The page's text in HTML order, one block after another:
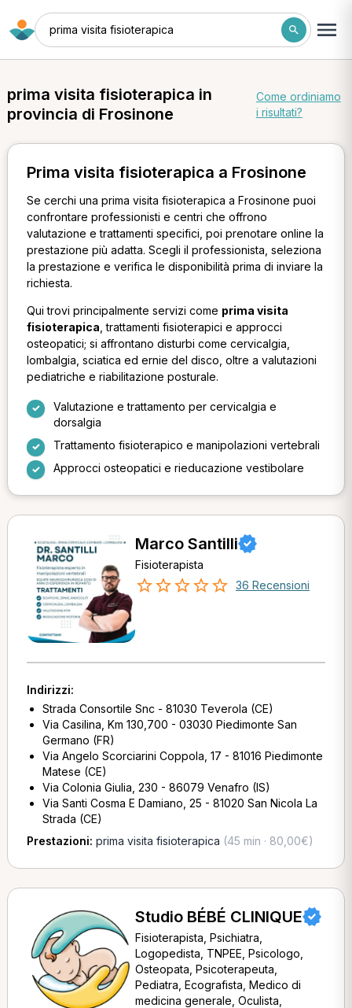
prima visita fisioterapica
prima visita fisioterapica in
provincia di Frosinone
Come ordiniamo
i risultati?
Prima visita fisioterapica a Frosinone
Se cerchi una prima visita fisioterapica a Frosinone puoi
confrontare professionisti e centri che offrono
valutazione e trattamenti specifici, poi prenotare online la
prestazione più adatta. Scegli il professionista, seleziona
la prestazione e verifica le disponibilità prima di inviare la
richiesta.
Qui trovi principalmente servizi come prima visita
fisioterapica , trattamenti fisioterapici e approcci
osteopatici; si affrontano disturbi come cervicalgia,
lombalgia, sciatica ed ernie del disco, oltre a valutazioni
pediatriche e riabilitazione posturale.
Valutazione e trattamento per cervicalgia e
dorsalgia
Trattamento fisioterapico e manipolazioni vertebrali
Approcci osteopatici e rieducazione vestibolare
Marco Santilli
Fisioterapista
36 Recensioni
Indirizzi:
Strada Consortile Snc - 81030 Teverola (CE)
Via Casilina, Km 130,700 - 03030 Piedimonte San
Germano (FR)
Via Angelo Scorciarini Coppola, 17 - 81016 Piedimonte
Matese (CE)
Via Colonia Giulia, 230 - 86079 Venafro (IS)
Via Santi Cosma E Damiano, 25 - 81020 San Nicola La
Strada (CE)
Prestazioni: prima visita fisioterapica (45 min · 80,00€)
Studio BÉBÉ CLINIQUE
Fisioterapista, Psichiatra,
Logopedista, TNPEE, Psicologo,
Osteopata, Psicoterapeuta,
Pediatra, Ecografista, Medico di
medicina generale, Oculista,